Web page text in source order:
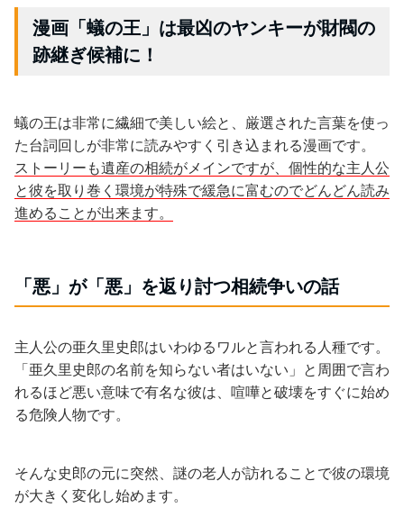
漫画「蟻の王」は最凶のヤンキーが財閥の
跡継ぎ候補に！
蟻の王は非常に繊細で美しい絵と、厳選された言葉を使っ
た台詞回しが非常に読みやすく引き込まれる漫画です。
ストーリーも遺産の相続がメインですが、個性的な主人公
と彼を取り巻く環境が特殊で緩急に富むのでどんどん読み
進めることが出来ます。
「悪」が「悪」を返り討つ相続争いの話
主人公の亜久里史郎はいわゆるワルと言われる人種です。
「亜久里史郎の名前を知らない者はいない」と周囲で言わ
れるほど悪い意味で有名な彼は、喧嘩と破壊をすぐに始め
る危険人物です。
そんな史郎の元に突然、謎の老人が訪れることで彼の環境
が大きく変化し始めます。